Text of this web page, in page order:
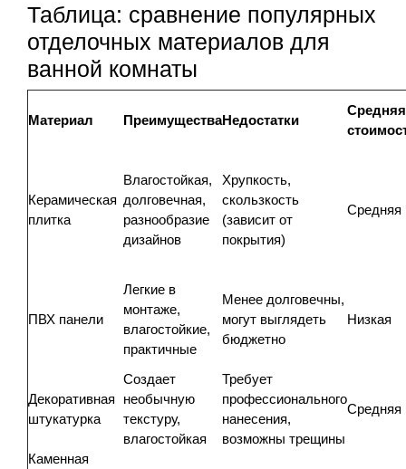
Таблица: сравнение популярных
отделочных материалов для
ванной комнаты
Материал ПреимуществаНедостатки
Средняя
Керамическая
плитка
Влагостойкая,
долговечная,
разнообразие
дизайнов
Хрупкость,
скользкость
(зависит от
покрытия)
Средняя
ПВХ панели
Легкие в
монтаже,
влагостойкие,
практичные
Менее долговечны,
могут выглядеть
бюджетно
Низкая
Декоративная
штукатурка
Создает
необычную
текстуру,
влагостойкая
Требует
профессионального
нанесения,
возможны трещины
Средняя
Каменная